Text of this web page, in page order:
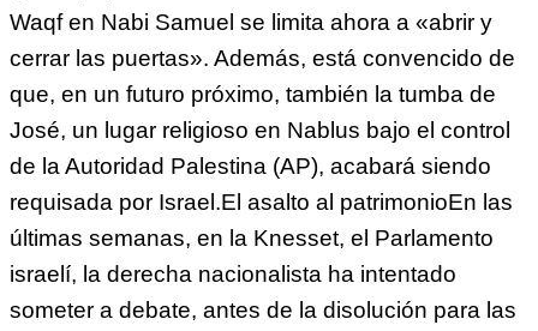
Waqf en Nabi Samuel se limita ahora a «abrir y
cerrar las puertas». Además, está convencido de
que, en un futuro próximo, también la tumba de
José, un lugar religioso en Nablus bajo el control
de la Autoridad Palestina (AP), acabará siendo
requisada por Israel.El asalto al patrimonioEn las
últimas semanas, en la Knesset, el Parlamento
israelí, la derecha nacionalista ha intentado
someter a debate, antes de la disolución para las